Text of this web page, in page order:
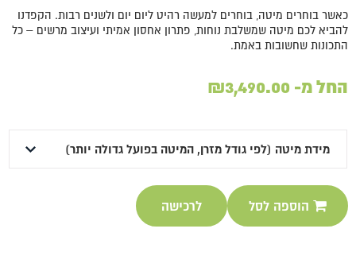
כאשר בוחרים מיטה, בוחרים למעשה רהיט ליום יום ולשנים רבות. הקפדנו
להביא לכם מיטה שמשלבת נוחות, פתרון אחסון אמיתי ועיצוב מרשים – כל
התכונות שחשובות באמת.
החל מ- ₪3,490.00
הוספה לסל לרכישה